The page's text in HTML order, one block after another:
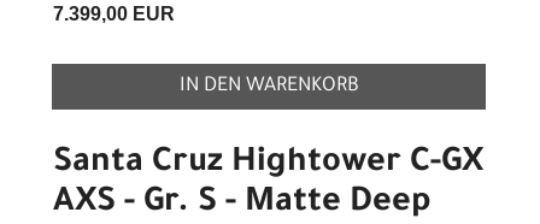
7.399,00 EUR
IN DEN WARENKORB
Santa Cruz Hightower C-GX
AXS - Gr. S - Matte Deep